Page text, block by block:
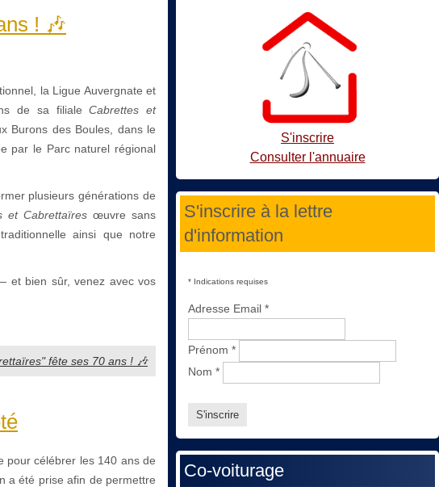
! 🎶
la Ligue Auvergnate et
de sa filialeCabrettes et
Burons des Boules, dans le
par le Parc naturel régional
plusieurs générations de
et Cabrettaïresœuvre sans
ainsi que notre
et bien sûr, venez avec vos
fête ses 70 ans ! 🎶
pour célébrer les 140 ans de
a été prise afin de permettre
S'inscrire
Consulter l'annuaire
S'inscrire à la lettre
d'information
* Indications requises
Adresse Email *
Prénom *
Nom *
Co-voiturage